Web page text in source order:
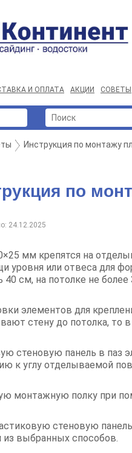
И ОПЛАТА АКЦИИ СОВЕТЫ
Инструкция по монтажу
по
24.12.2025
мм крепятся на
уровня или отвеса для
см, на потолке не более
элементов для
стену до потолка, то
стеновую панель в паз
к углу отделываемой
монтажную полку при
стеновую
из выбранных способов.